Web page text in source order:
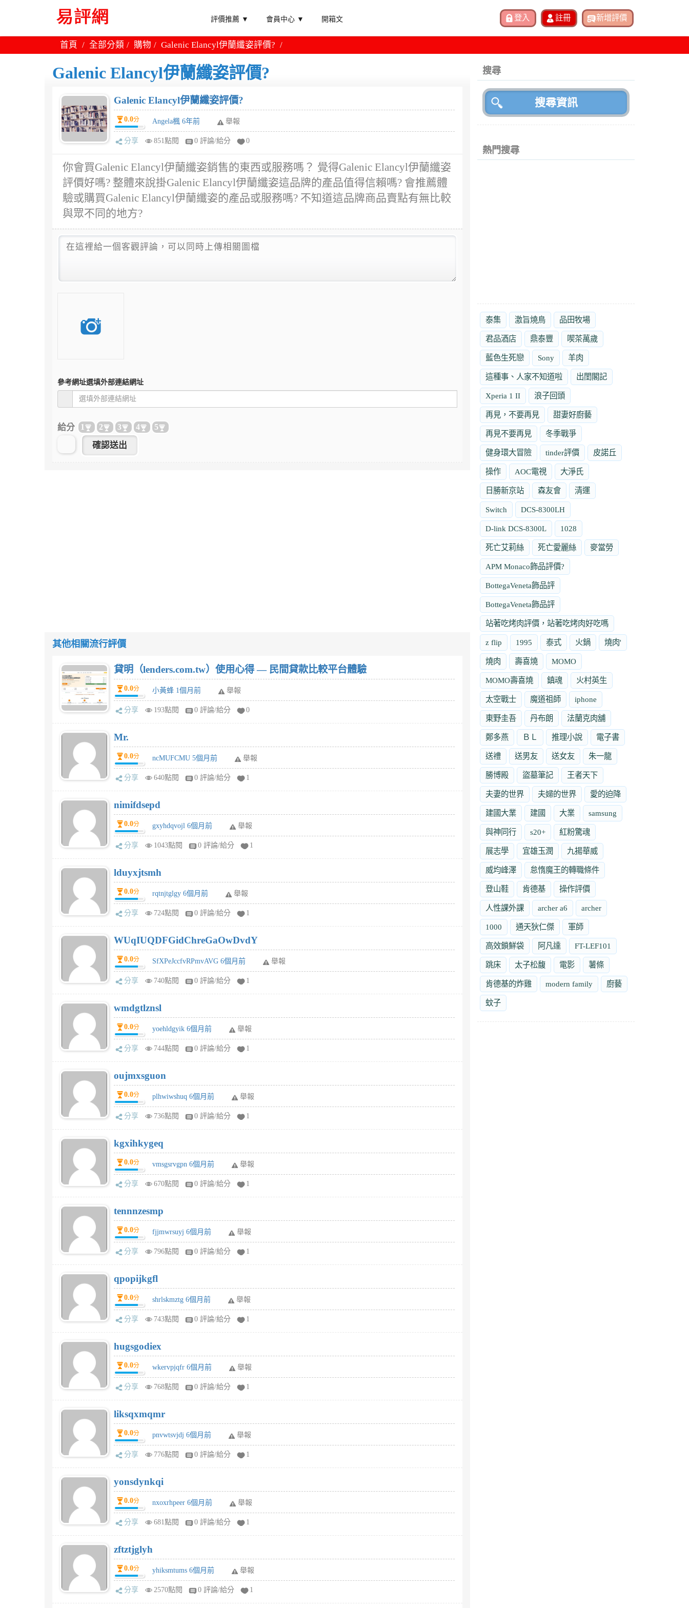
評價推薦 ▼ 會員中心 ▼ 開箱文
首頁 全部分類 購物 Galenic Elancyl伊蘭纖姿評價?
Galenic Elancyl伊蘭纖姿評價?
Galenic Elancyl伊蘭纖姿評價?
0.0分 Angela楓 6年前 舉報
分享 851點閱 0 評論/給分 0
你會買Galenic Elancyl伊蘭纖姿銷售的東西或服務嗎？ 覺得Galenic Elancyl伊蘭纖姿
評價好嗎? 整體來說掛Galenic Elancyl伊蘭纖姿這品牌的產品值得信賴嗎? 會推薦體
驗或購買Galenic Elancyl伊蘭纖姿的產品或服務嗎? 不知道這品牌商品賣點有無比較
與眾不同的地方?
參考網址選填外部連結網址
給分 1 2 3 4 5
其他相關流行評價
貸明（lenders.com.tw）使用心得 — 民間貸款比較平台體驗
0.0分 小黃蜂 1個月前 舉報
分享 193點閱 0 評論/給分 0
Mr.
0.0分 ncMUFCMU 5個月前 舉報
分享 640點閱 0 評論/給分 1
nimifdsepd
0.0分 gxyhdqvojl 6個月前 舉報
分享 1043點閱 0 評論/給分 1
lduyxjtsmh
0.0分 rqtnjtglgy 6個月前 舉報
分享 724點閱 0 評論/給分 1
WUqIUQDFGidChreGaOwDvdY
0.0分 SfXPeJccfvRPmvAVG 6個月前 舉報
分享 740點閱 0 評論/給分 1
wmdgtlznsl
0.0分 yoehldgyik 6個月前 舉報
分享 744點閱 0 評論/給分 1
oujmxsguon
0.0分 plhwiwshuq 6個月前 舉報
分享 736點閱 0 評論/給分 1
kgxihkygeq
0.0分 vmsgsrvgpn 6個月前 舉報
分享 670點閱 0 評論/給分 1
tennnzesmp
0.0分 fjjmwrsuyj 6個月前 舉報
分享 796點閱 0 評論/給分 1
qpopijkgfl
0.0分 shrlskmztg 6個月前 舉報
分享 743點閱 0 評論/給分 1
hugsgodiex
0.0分 wkervpjqfr 6個月前 舉報
分享 768點閱 0 評論/給分 1
liksqxmqmr
0.0分 pnvwtsvjdj 6個月前 舉報
分享 776點閱 0 評論/給分 1
yonsdynkqi
0.0分 nxoxrhpeer 6個月前 舉報
分享 681點閱 0 評論/給分 1
zftztjglyh
0.0分 yhiksmtums 6個月前 舉報
分享 2570點閱 0 評論/給分 1
搜尋
熱門搜尋
泰集 激旨燒鳥 品田牧場
君品酒店 鼎泰豐 喫茶萬歲
藍色生死戀 Sony 羊肉
這種事、人家不知道啦 出閨閣記
Xperia 1 II 浪子回頭
再見，不要再見 甜妻好廚藝
再見不要再見 冬季戰爭
健身環大冒險 tinder評價 皮諾丘
操作 AOC電視 大淨氏
日勝新京站 森友會 清運
Switch DCS-8300LH
D-link DCS-8300L 1028
死亡艾莉絲 死亡愛麗絲 麥當勞
APM Monaco飾品評價?
BottegaVeneta飾品評
BottegaVeneta飾品評
站著吃烤肉評價，站著吃烤肉好吃嗎
z flip 1995 泰式 火鍋 燒肉'
燒肉 壽喜燒 MOMO
MOMO壽喜燒 鎮魂 火村英生
太空戰士 魔道祖師 iphone
東野圭吾 丹布朗 法蘭克肉舖
鄭多燕 ＢＬ 推理小說 電子書
送禮 送男友 送女友 朱一龍
勝博殿 盜墓筆記 王者天下
夫妻的世界 夫婦的世界 愛的迫降
建國大業 建國 大業 samsung
與神同行 s20+ 紅粉驚魂
展志學 宜雄玉潤 九揚華威
威均峰澤 怠惰魔王的轉職條件
登山鞋 肯德基 操作評價
人性課外課 archer a6 archer
1000 通天狄仁傑 軍師
高效鎖鮮袋 阿凡達 FT-LEF101
跳床 太子松馥 電影 薯條
肯德基的炸雞 modern family 廚藝
蚊子